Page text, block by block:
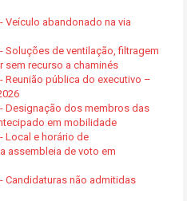
Veículo abandonado na via
Soluções de ventilação, filtragem
sem recurso a chaminés
Reunião pública do executivo –
Designação dos membros das
em mobilidade
Local e horário de
assembleia de voto em
Candidaturas não admitidas